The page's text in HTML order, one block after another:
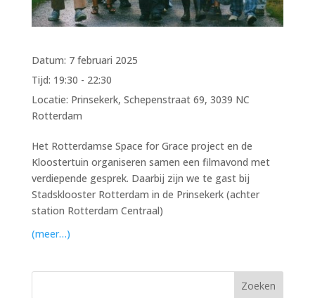
Datum: 7 februari 2025
Tijd: 19:30 - 22:30
Locatie: Prinsekerk, Schepenstraat 69, 3039 NC
Rotterdam
Het Rotterdamse Space for Grace project en de
Kloostertuin organiseren samen een filmavond met
verdiepende gesprek. Daarbij zijn we te gast bij
Stadsklooster Rotterdam in de Prinsekerk (achter
station Rotterdam Centraal)
(meer…)
Zoeken